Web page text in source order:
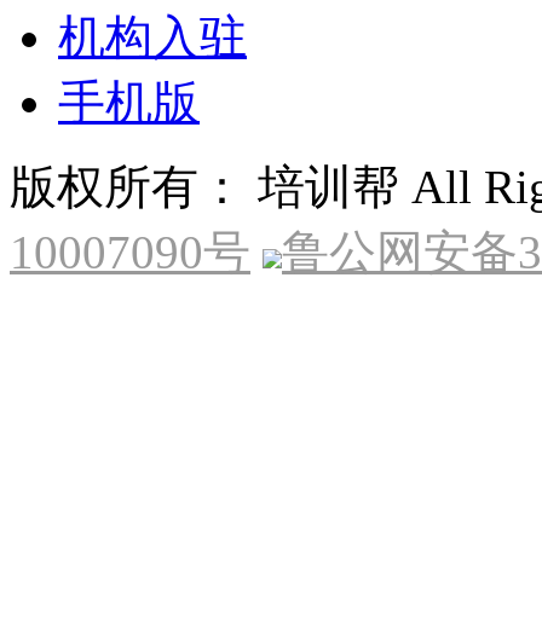
机构入驻
手机版
版权所有： 培训帮 All
10007090号
鲁公网安备